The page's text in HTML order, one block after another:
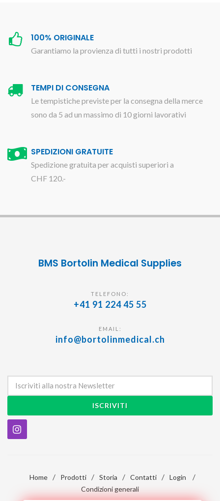
100% ORIGINALE
Garantiamo la provienza di tutti i nostri prodotti
TEMPI DI CONSEGNA
Le tempistiche previste per la consegna della merce
sono da 5 ad un massimo di 10 giorni lavorativi
SPEDIZIONI GRATUITE
Spedizione gratuita per acquisti superiori a
CHF 120.-
BMS Bortolin Medical Supplies
TELEFONO:
+41 91 224 45 55
EMAIL:
info@bortolinmedical.ch
ISCRIVITI
Home / Prodotti / Storia / Contatti / Login /
Condizioni generali